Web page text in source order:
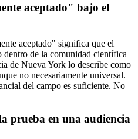
aceptado" bajo el
aceptado" significa que el
dentro de la comunidad científica
de Nueva York lo describe como
no necesariamente universal.
del campo es suficiente. No
prueba en una audiencia